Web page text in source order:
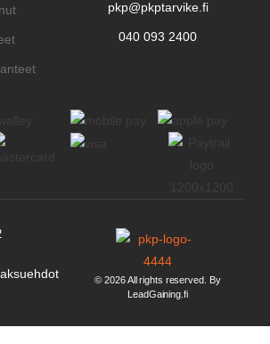
pkp@pkptarvike.fi
040 093 2400
© 2026 All rights reserved. By
LeadGaining.fi